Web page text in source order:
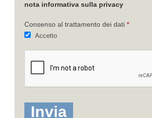
nota informativa sulla privacy
Consenso al trattamento dei dati *
Accetto